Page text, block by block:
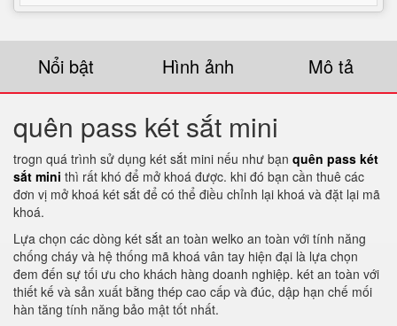
Nổi bật Hình ảnh Mô tả
quên pass két sắt mini
trogn quá trình sử dụng két sắt mini nếu như bạn quên pass két
sắt mini thì rất khó để mở khoá được. khi đó bạn cần thuê các
đơn vị mở khoá két sắt để có thể điều chỉnh lại khoá và đặt lại mã
khoá.
Lựa chọn các dòng két sắt an toàn welko an toàn với tính năng
chống cháy và hệ thống mã khoá vân tay hiện đại là lựa chọn
đem đến sự tối ưu cho khách hàng doanh nghiệp. két an toàn với
thiết kế và sản xuất bằng thép cao cấp và đúc, dập hạn chế mối
hàn tăng tính năng bảo mật tốt nhất.